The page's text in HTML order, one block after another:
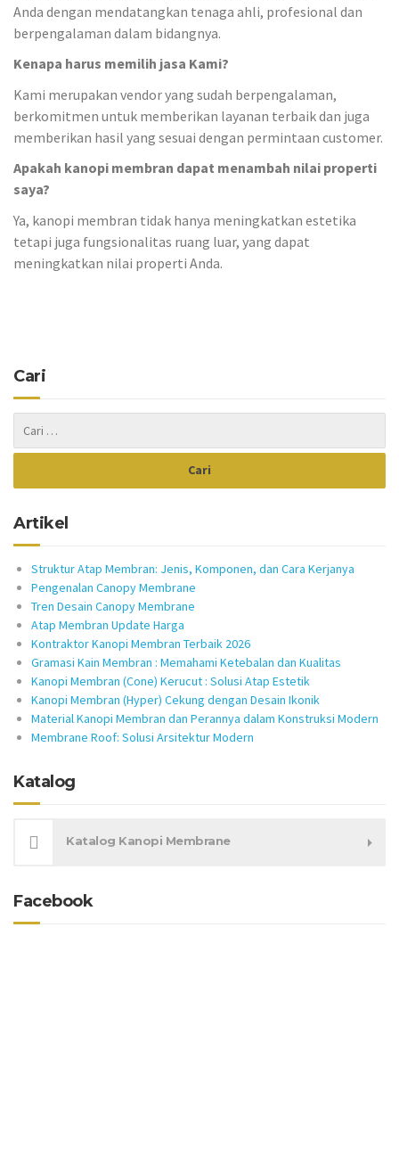
Anda dengan mendatangkan tenaga ahli, profesional dan
berpengalaman dalam bidangnya.
Kenapa harus memilih jasa Kami?
Kami merupakan vendor yang sudah berpengalaman,
berkomitmen untuk memberikan layanan terbaik dan juga
memberikan hasil yang sesuai dengan permintaan customer.
Apakah kanopi membran dapat menambah nilai properti
saya?
Ya, kanopi membran tidak hanya meningkatkan estetika
tetapi juga fungsionalitas ruang luar, yang dapat
meningkatkan nilai properti Anda.
Cari
Artikel
Struktur Atap Membran: Jenis, Komponen, dan Cara Kerjanya
Pengenalan Canopy Membrane
Tren Desain Canopy Membrane
Atap Membran Update Harga
Kontraktor Kanopi Membran Terbaik 2026
Gramasi Kain Membran : Memahami Ketebalan dan Kualitas
Kanopi Membran (Cone) Kerucut : Solusi Atap Estetik
Kanopi Membran (Hyper) Cekung dengan Desain Ikonik
Material Kanopi Membran dan Perannya dalam Konstruksi Modern
Membrane Roof: Solusi Arsitektur Modern
Katalog
Katalog Kanopi Membrane
Facebook